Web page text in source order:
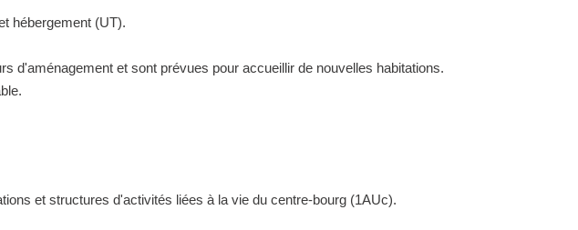
hébergement (UT).
d'aménagement et sont prévues pour accueillir de nouvelles habitations.
et structures d'activités liées à la vie du centre-bourg (1AUc).